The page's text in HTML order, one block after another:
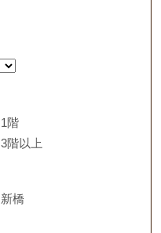
1階
3階以上
新橋